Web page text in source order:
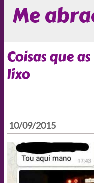
Me
Coisas que
lixo
10/09/2015